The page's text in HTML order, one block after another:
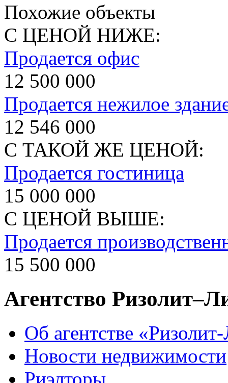
Похожие объекты
С ЦЕНОЙ НИЖЕ:
Продается офис
12 500 000
Продается нежилое
12 546 000
С ТАКОЙ ЖЕ ЦЕНОЙ:
Продается гостиница
15 000 000
С ЦЕНОЙ ВЫШЕ:
Продается
15 500 000
Агентство
Об агентстве
Новости недвижимости
Риэлторы